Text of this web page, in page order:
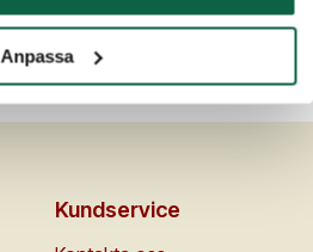
Anpassa
Kundservice